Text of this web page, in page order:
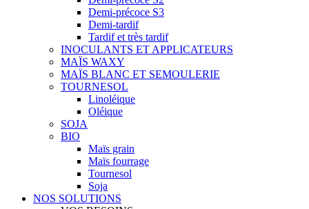
Demi-précoce S3
Demi-tardif
Tardif et très tardif
INOCULANTS ET APPLICATEURS
MAÏS WAXY
MAÏS BLANC ET SEMOULERIE
TOURNESOL
Linoléique
Oléique
SOJA
BIO
Maïs grain
Maïs fourrage
Tournesol
Soja
NOS SOLUTIONS